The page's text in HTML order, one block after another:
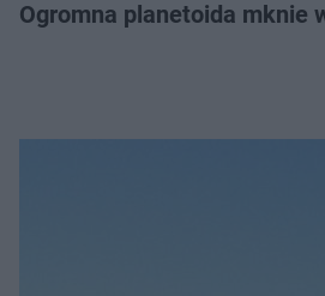
Ogromna planetoida mknie